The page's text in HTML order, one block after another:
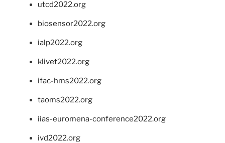
utcd2022.org
biosensor2022.org
ialp2022.org
klivet2022.org
ifac-hms2022.org
taoms2022.org
iias-euromena-conference2022.org
ivd2022.org